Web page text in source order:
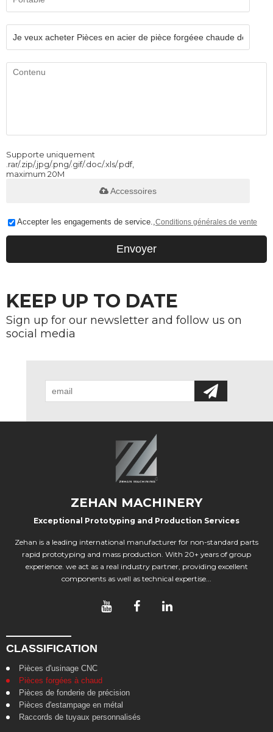
Supporte uniquement
.rar/.zip/.jpg/.png/.gif/.doc/.xls/.pdf,
maximum 20M
Accessoires
Accepter les engagements de service., Conditions générales de vente
Envoyer
KEEP UP TO DATE
Sign up for our newsletter and follow us on
social media
ZEHAN MACHINERY
Exceptional Prototyping and Production Services
Zehan is a leading international manufacturer for non-standard parts
rapid prototyping and mass production. With 20+ years of group
experience. we act as a real industry partner, providing excellent
components as well as technical expertise...
CLASSIFICATION
Pièces d'usinage CNC
Pièces forgées à chaud
Pièces de fonderie de précision
Pièces d'estampage en métal
Raccords de tuyaux personnalisés